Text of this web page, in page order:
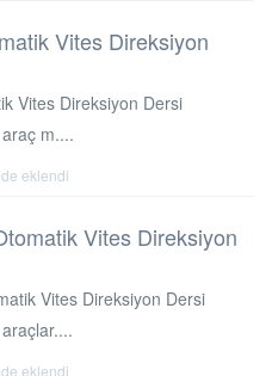
Vites Direksiyon
Vites Direksiyon Dersi
m....
eklendi
Vites Direksiyon
Vites Direksiyon Dersi
eklendi